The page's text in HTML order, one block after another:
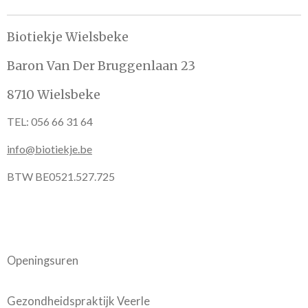
Biotiekje Wielsbeke
Baron Van Der Bruggenlaan 23
8710 Wielsbeke
TEL: 056 66 31 64
info@biotiekje.be
BTW BE0521.527.725
Openingsuren
Gezondheidspraktijk Veerle